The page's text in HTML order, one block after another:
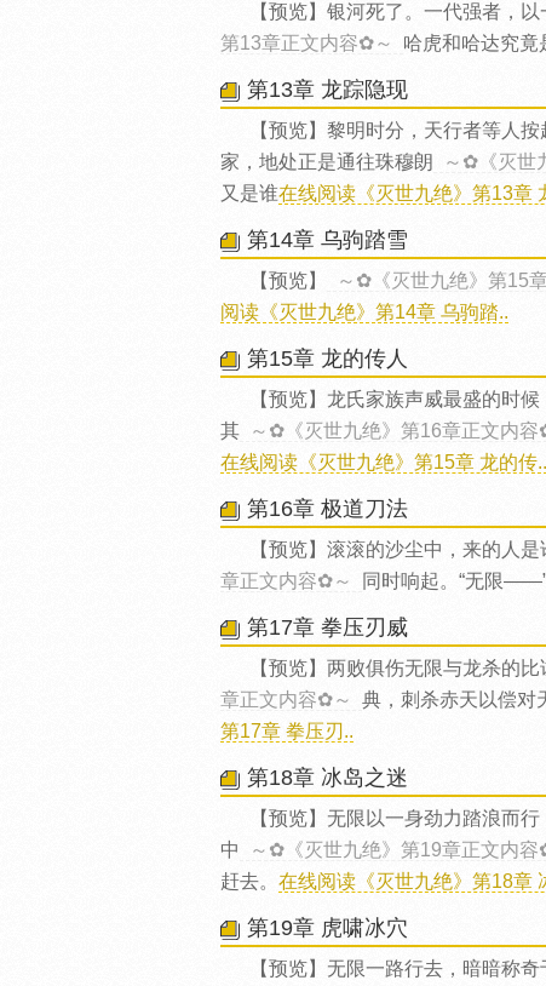
【预览】银河死了。一代强者，
第13章正文内容✿～
哈虎和哈达究竟
第13章 龙踪隐现
【预览】黎明时分，天行者等人
家，地处正是通往珠穆朗
～✿《灭世
又是谁在线阅读《灭世九绝》第13章
第14章 乌驹踏雪
【预览】 ～✿《灭世九绝》第15
阅读《灭世九绝》第14章 乌驹踏..
第15章 龙的传人
【预览】龙氏家族声威最盛的时
其
～✿《灭世九绝》第16章正文内容
在线阅读《灭世九绝》第15章 龙的传..
第16章 极道刀法
【预览】滚滚的沙尘中，来的人
章正文内容✿～
同时响起。“无限
第17章 拳压刃威
【预览】两败俱伤无限与龙杀的
章正文内容✿～
典，刺杀赤天以偿对
第17章 拳压刃..
第18章 冰岛之迷
【预览】无限以一身劲力踏浪而
中
～✿《灭世九绝》第19章正文内容
赶去。 在线阅读《灭世九绝》第18章
第19章 虎啸冰穴
【预览】无限一路行去，暗暗称